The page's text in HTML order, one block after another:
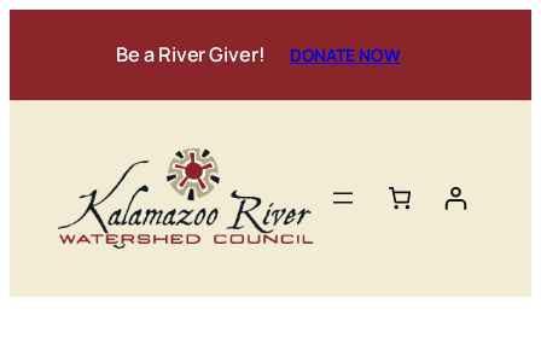
Be a River Giver! DONATE NOW